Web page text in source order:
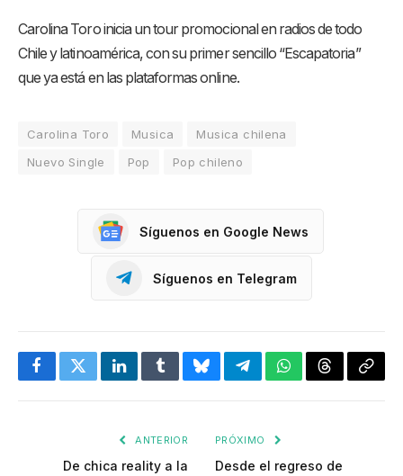
Carolina Toro inicia un tour promocional en radios de todo
Chile y latinoamérica, con su primer sencillo “Escapatoria”
que ya está en las plataformas online.
Carolina Toro Musica
Musica chilena
Nuevo Single
Pop Pop chileno
Síguenos en Google News
Síguenos en Telegram
FacebookTwitterLinkedInTumblrBlueskyTelegramWhatsApp
Threads
ANTERIOR
De chica reality a la
PRÓXIMO
Desde el regreso de